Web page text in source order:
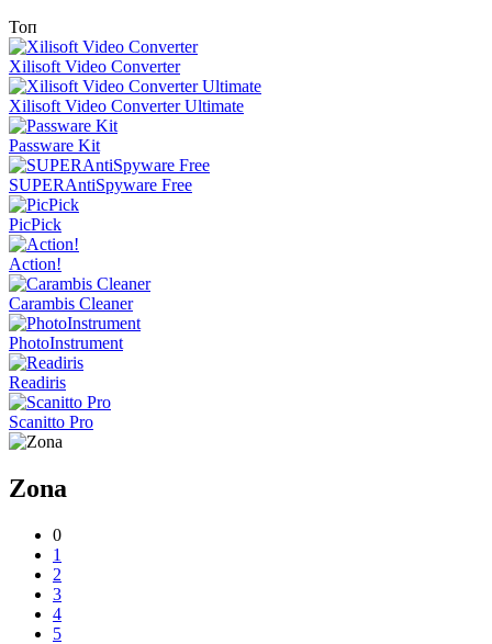
Топ
Xilisoft Video Converter
Xilisoft Video Converter Ultimate
Passware Kit
SUPERAntiSpyware Free
PicPick
Action!
Carambis Cleaner
PhotoInstrument
Readiris
Scanitto Pro
Zona
0
1
2
3
4
5